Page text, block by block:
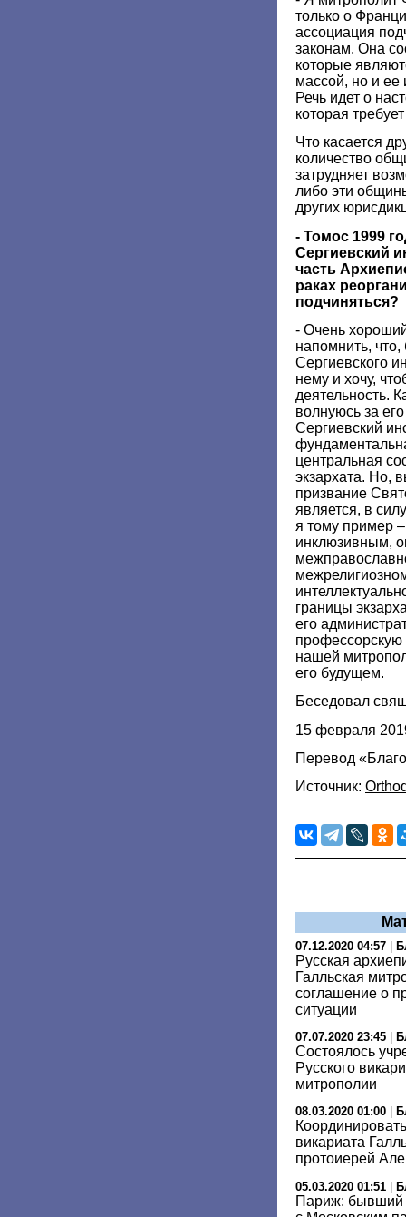
только о
ассоциация
законам. Она
которые
массой, но и ее
Речь идет о
которая
Что касается
количество
затрудняет
либо эти
других
- Томос 1999
Сергиевский
часть
раках
подчиняться?
- Очень
напомнить,
Сергиевского
нему и хочу,
деятельность.
волнуюсь за
Сергиевский
центральная
экзархата. Но,
призвание
является, в
я тому пример
инклюзивным,
границы
его
профессорскую
нашей
его будущем.
Беседовал
15 февраля
Перевод
Источник:
07.12.2020 04:57 |
Русская
Галльская
соглашение о
ситуации
07.07.2020 23:45
Состоялось
Русского
митрополии
08.03.2020 01:00
викариата
протоиерей
05.03.2020 01:51 |
Париж: бывший